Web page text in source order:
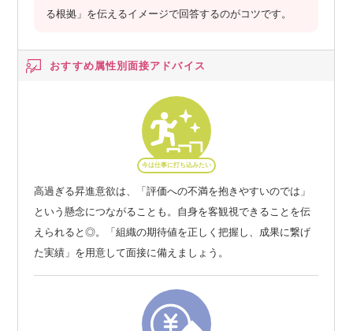
る根拠」を伝えるイメージで回答するのがコツです。
おすすめ属性別面接アドバイス
今は仕事に打ち込みたい
高過ぎる昇進意欲は、「評価への不満を抱きやすいのでは」
という懸念につながることも。自身を客観視できることを伝
えられると◎。「組織の期待値を正しく把握し、成果に繋げ
た実績」を用意して面接に備えましょう。